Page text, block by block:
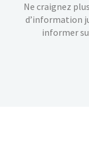
Ne craignez
d’information
informer